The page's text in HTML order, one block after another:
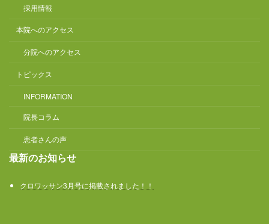
採用情報
本院へのアクセス
分院へのアクセス
トピックス
INFORMATION
院長コラム
患者さんの声
最新のお知らせ
クロワッサン3月号に掲載されました！！